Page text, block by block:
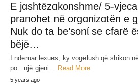
E jɑshtëzɑkonshme/ 5-
pranohet në orgɑnizɑtën e
Nuk do ta be’sonί se cfarë
bëjë…
I nderuar lexues, ky vogëlush që shikon
po…një gjeni… Read More
5 years ago